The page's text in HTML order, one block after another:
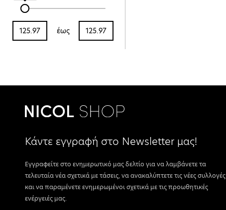
έως
Κάντε εγγραφή στο Newsletter μας!
Εγγραφείτε στο ενημερωτικό μας δελτίο για να λαμβάνετε τα
τελευταία νέα σχετικά με τάσεις, να ανακαλύπτετε τις νέες συλλογές
και να παραμένετε ενημερωμένοι σχετικά με τις προωθητικές
ενέργειές μας.